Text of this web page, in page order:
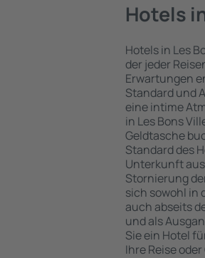
Hotels
Hotels in Les
der jeder
Erwartungen
Standard und
eine intime
in Les Bons
Geldtasche
Standard des
Unterkunft
Stornierung
sich sowohl in
auch abseits
und als
Sie ein Hotel
Ihre Reise